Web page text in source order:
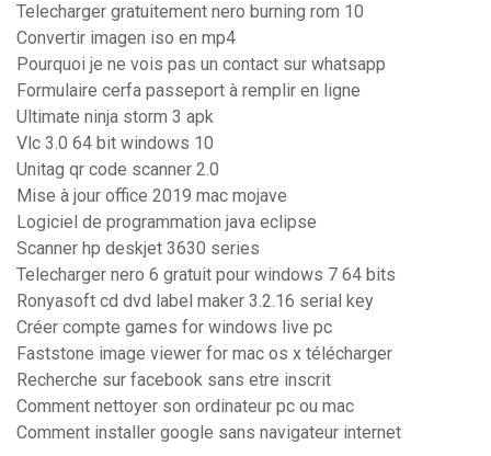
Telecharger gratuitement nero burning rom 10
Convertir imagen iso en mp4
Pourquoi je ne vois pas un contact sur whatsapp
Formulaire cerfa passeport à remplir en ligne
Ultimate ninja storm 3 apk
Vlc 3.0 64 bit windows 10
Unitag qr code scanner 2.0
Mise à jour office 2019 mac mojave
Logiciel de programmation java eclipse
Scanner hp deskjet 3630 series
Telecharger nero 6 gratuit pour windows 7 64 bits
Ronyasoft cd dvd label maker 3.2.16 serial key
Créer compte games for windows live pc
Faststone image viewer for mac os x télécharger
Recherche sur facebook sans etre inscrit
Comment nettoyer son ordinateur pc ou mac
Comment installer google sans navigateur internet